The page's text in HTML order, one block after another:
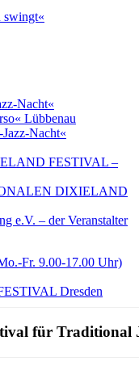
swingt«
Nacht«
Lübbenau
Nacht«
FESTIVAL –
DIXIELAND
e.V. – der Veranstalter
Fr. 9.00-17.00 Uhr)
für Traditional